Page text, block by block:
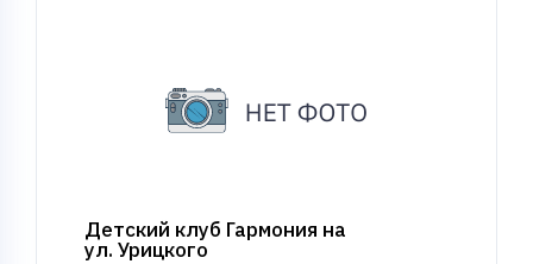
Детский клуб Гармония на
ул. Урицкого